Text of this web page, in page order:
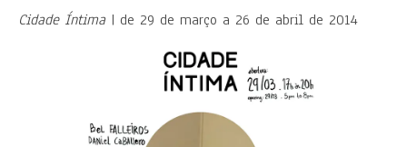
Cidade Íntima | de 29 de março a 26 de abril de 2014